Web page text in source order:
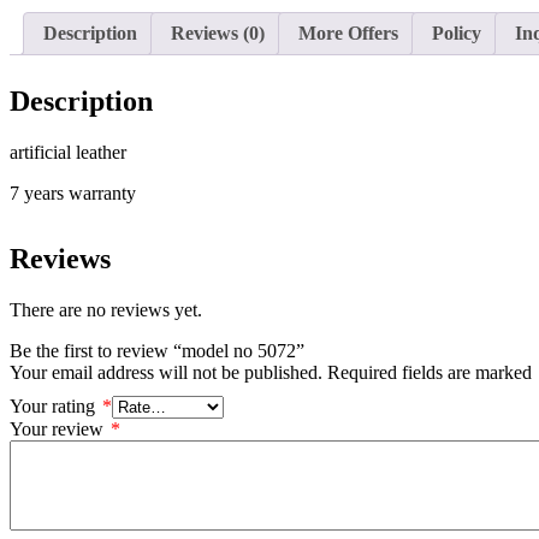
Description Reviews (0) More Offers Policy
Description
artificial leather
7 years warranty
Reviews
There are no reviews yet.
Be the first to review “model no 5072”
Your email address will not be published. Required fields are marked
Your rating *
Your review *